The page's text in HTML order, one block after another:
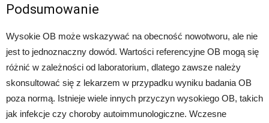
Podsumowanie
Wysokie OB może wskazywać na obecność nowotworu, ale nie
jest to jednoznaczny dowód. Wartości referencyjne OB mogą się
różnić w zależności od laboratorium, dlatego zawsze należy
skonsultować się z lekarzem w przypadku wyniku badania OB
poza normą. Istnieje wiele innych przyczyn wysokiego OB, takich
jak infekcje czy choroby autoimmunologiczne. Wczesne